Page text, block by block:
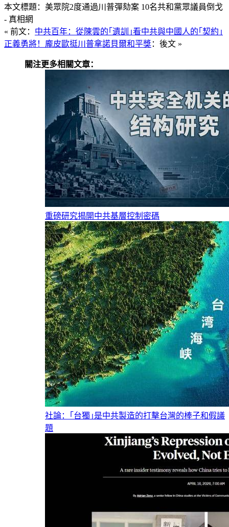
本文標題：美眾院2度通過川普彈劾案 10名共和黨眾議員倒戈
- 真相網
« 前文： 中共百年：從陳雲的｢遺訓｣看中共與中國人的｢契約｣
正義勇將！龐皮歐挺川普拿諾貝爾和平獎：後文 »
關注更多相關文章：
重磅研究揭開中共基層控制密碼
社論：｢台獨｣是中共製造的打擊台灣的棒子和假議
題